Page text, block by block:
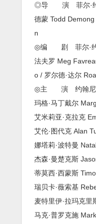
◎导 演 菲尔·约
德蒙 Todd
n
◎编 剧 菲尔·约
法夫罗 Meg
o / 罗尔德·达尔
◎主 演 约翰尼·
玛格·马丁戴尔
艾米莉亚·克拉克
艾伦·图代克 Alan
娜塔莉·波特曼
杰森·曼楚克斯
蒂莫西·西蒙斯
瑞贝卡·薇索基
麦特里伊·拉玛克
马克·普罗克施